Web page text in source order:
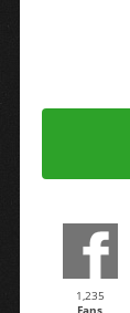
1,235